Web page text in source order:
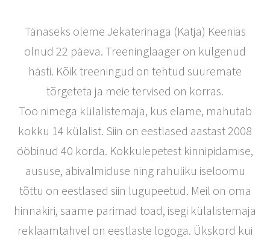
Tänaseks oleme Jekaterinaga (Katja) Keenias
olnud 22 päeva. Treeninglaager on kulgenud
hästi. Kõik treeningud on tehtud suuremate
tõrgeteta ja meie tervised on korras.
Too nimega külalistemaja, kus elame, mahutab
kokku 14 külalist. Siin on eestlased aastast 2008
ööbinud 40 korda. Kokkulepetest kinnipidamise,
aususe, abivalmiduse ning rahuliku iseloomu
tõttu on eestlased siin lugupeetud. Meil on oma
hinnakiri, saame parimad toad, isegi külalistemaja
reklaamtahvel on eestlaste logoga. Ükskord kui